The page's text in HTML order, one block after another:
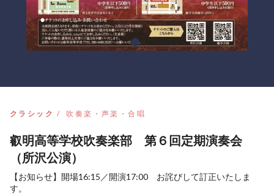
クラシック 吹奏楽・声楽・合唱
叡明高等学校吹奏楽部 第６回定期演奏会
（所沢公演）
【お知らせ】開場16:15／開演17:00 お詫びして訂正いたしま
す。